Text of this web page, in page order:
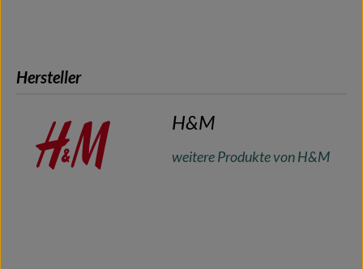
Hersteller
H&M
weitere Produkte von H&M